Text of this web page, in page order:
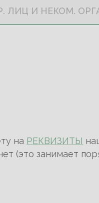
ЛИЦ И НЕКОМ.
на РЕКВИЗИТЫ
(это занимает